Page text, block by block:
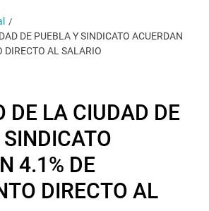
DE PUEBLA Y SINDICATO ACUERDAN
DIRECTO AL SALARIO
DE LA CIUDAD DE
4.1% DE
DIRECTO AL